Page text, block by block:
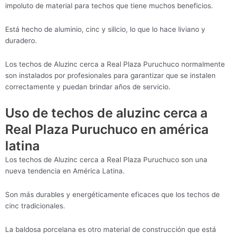
impoluto de material para techos que tiene muchos beneficios.
Está hecho de aluminio, cinc y silicio, lo que lo hace liviano y
duradero.
Los techos de Aluzinc cerca a Real Plaza Puruchuco normalmente
son instalados por profesionales para garantizar que se instalen
correctamente y puedan brindar años de servicio.
Uso de techos de aluzinc cerca a
Real Plaza Puruchuco en américa
latina
Los techos de Aluzinc cerca a Real Plaza Puruchuco son una
nueva tendencia en América Latina.
Son más durables y energéticamente eficaces que los techos de
cinc tradicionales.
La baldosa porcelana es otro material de construcción que está